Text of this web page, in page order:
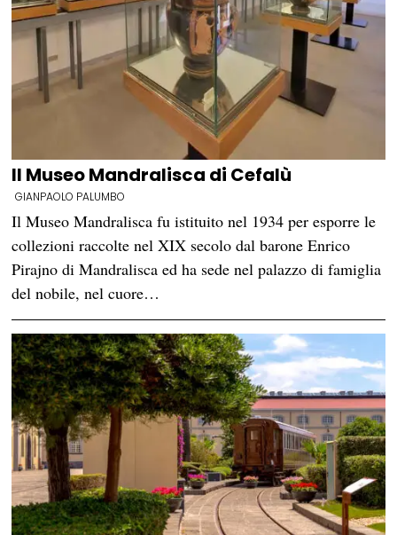
Il Museo Mandralisca di Cefalù
GIANPAOLO PALUMBO
Il Museo Mandralisca fu istituito nel 1934 per esporre le
collezioni raccolte nel XIX secolo dal barone Enrico
Pirajno di Mandralisca ed ha sede nel palazzo di famiglia
del nobile, nel cuore…